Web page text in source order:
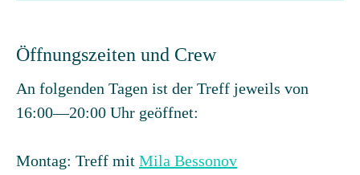
Öffnungszeiten und Crew
An folgenden Tagen ist der Treff jeweils von
16:00—20:00 Uhr geöffnet:
Montag: Treff mit Mila Bessonov